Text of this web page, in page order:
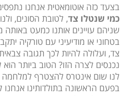
בצעד כזה אוטומאטית אנחנו
כמי שנטלו צד, לטובת הסונים,
שניהם עויינים אותנו כמעט
בטחוני או מודיעיני עם טורקיה
צד, ועלולה להיות לכך תגובה
נכנסים לצרה הזו? הטוב ביותר
לנו שום אינטרס להצטרף למלחמה
בפעם הראשונה בתולדותינו אנחנו